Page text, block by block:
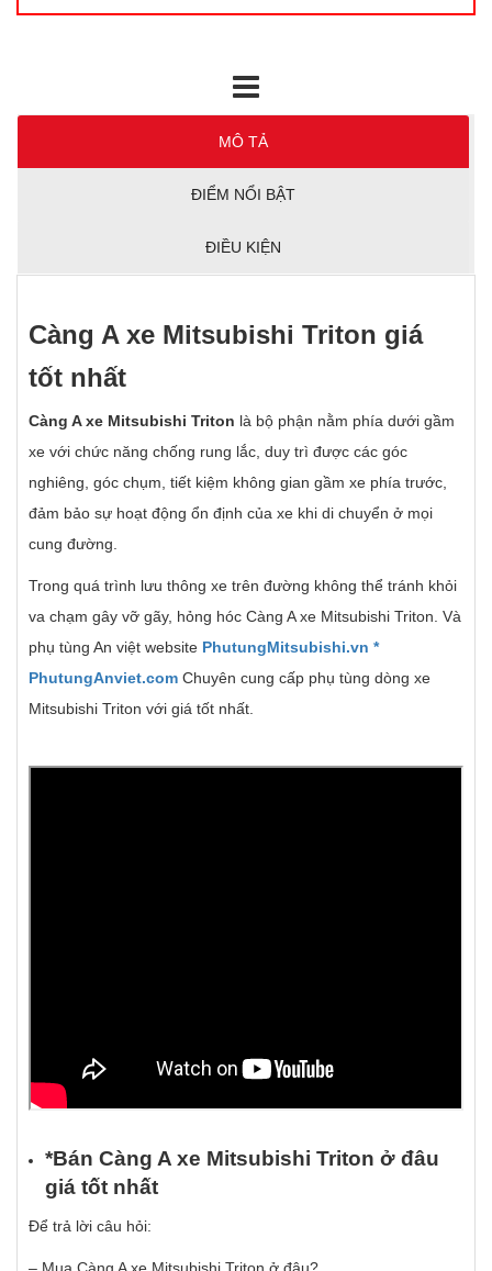
MÔ TẢ
ĐIỂM NỔI BẬT
ĐIỀU KIỆN
Càng A xe Mitsubishi Triton giá
tốt nhất
Càng A xe Mitsubishi Triton là bộ phận nằm phía dưới gầm
xe với chức năng chống rung lắc, duy trì được các góc
nghiêng, góc chụm, tiết kiệm không gian gầm xe phía trước,
đảm bảo sự hoạt động ổn định của xe khi di chuyển ở mọi
cung đường.
Trong quá trình lưu thông xe trên đường không thể tránh khỏi
va chạm gây vỡ gãy, hỏng hóc Càng A xe Mitsubishi Triton. Và
phụ tùng An việt website PhutungMitsubishi.vn *
PhutungAnviet.com Chuyên cung cấp phụ tùng dòng xe
Mitsubishi Triton với giá tốt nhất.
*Bán Càng A xe Mitsubishi Triton ở đâu
giá tốt nhất
Để trả lời câu hỏi: